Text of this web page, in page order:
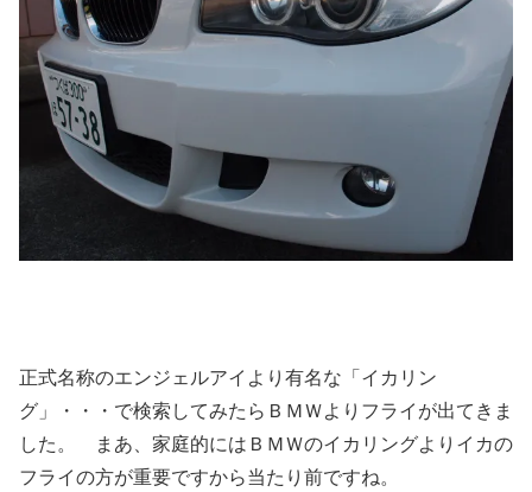
正式名称のエンジェルアイより有名な「イカリン
グ」・・・で検索してみたらＢＭＷよりフライが出てきま
した。 まあ、家庭的にはＢＭＷのイカリングよりイカの
フライの方が重要ですから当たり前ですね。